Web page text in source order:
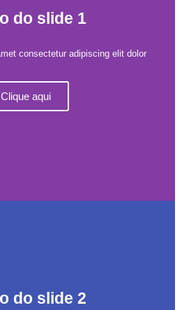
do slide 1
consectetur adipiscing elit dolor
Clique aqui
do slide 2